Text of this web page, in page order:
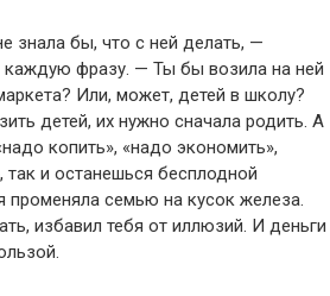
знала бы, что с ней делать, —
каждую фразу. — Ты бы возила на ней
Или, может, детей в школу?
детей, их нужно сначала родить. А
копить», «надо экономить»,
так и останешься бесплодной
променяла семью на кусок железа.
избавил тебя от иллюзий. И деньги